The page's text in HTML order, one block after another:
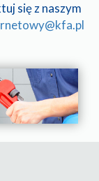
się z naszym